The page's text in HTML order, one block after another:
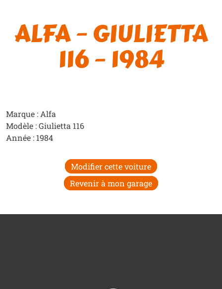
ALFA – GIULIETTA
116 – 1984
Marque : Alfa
Modèle : Giulietta 116
Année : 1984
Modifier cette voiture
Revenir à mon garage